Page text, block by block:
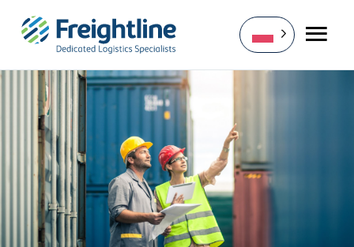
Przejdź